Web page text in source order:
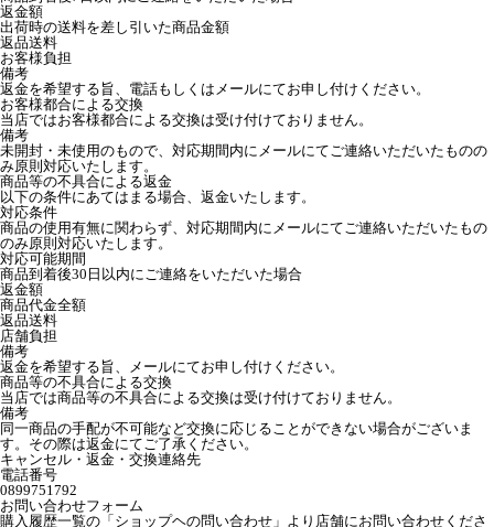
返金額
出荷時の送料を差し引いた商品金額
返品送料
お客様負担
備考
返金を希望する旨、電話もしくはメールにてお申し付けください。
お客様都合による交換
当店ではお客様都合による交換は受け付けておりません。
備考
未開封・未使用のもので、対応期間内にメールにてご連絡いただいたものの
み原則対応いたします。
商品等の不具合による返金
以下の条件にあてはまる場合、返金いたします。
対応条件
商品の使用有無に関わらず、対応期間内にメールにてご連絡いただいたもの
のみ原則対応いたします。
対応可能期間
商品到着後30日以内にご連絡をいただいた場合
返金額
商品代金全額
返品送料
店舗負担
備考
返金を希望する旨、メールにてお申し付けください。
商品等の不具合による交換
当店では商品等の不具合による交換は受け付けておりません。
備考
同一商品の手配が不可能など交換に応じることができない場合がございま
す。その際は返金にてご了承ください。
キャンセル・返金・交換連絡先
電話番号
0899751792
お問い合わせフォーム
購入履歴一覧の「ショップヘの問い合わせ」より店舗にお問い合わせくださ